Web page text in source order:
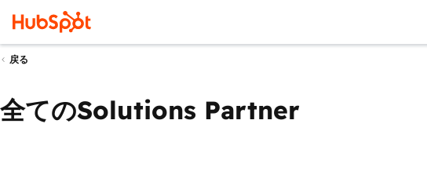
戻る
全てのSolutions Partner